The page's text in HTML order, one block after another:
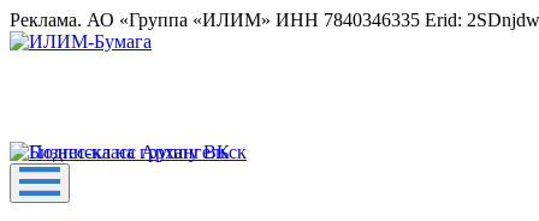
Реклама. АО «Группа «ИЛИМ» ИНН 7840346335 Erid: